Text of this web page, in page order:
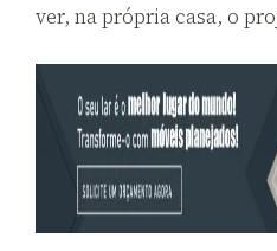
ver, na própria casa, o